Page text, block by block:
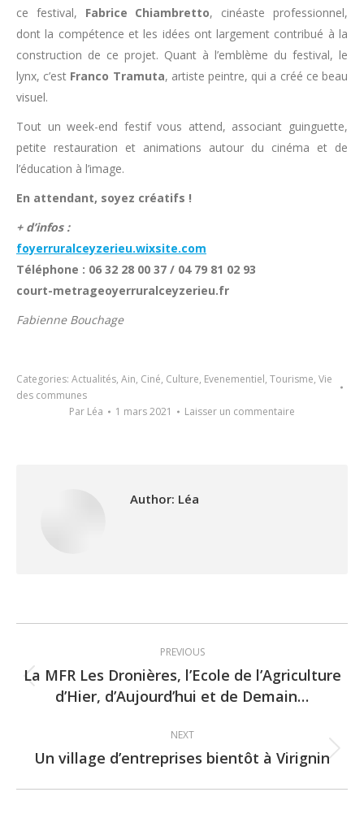
ce festival, Fabrice Chiambretto, cinéaste professionnel,
dont la compétence et les idées ont largement contribué à la
construction de ce projet. Quant à l’emblème du festival, le
lynx, c’est Franco Tramuta, artiste peintre, qui a créé ce beau
visuel.
Tout un week-end festif vous attend, associant guinguette,
petite restauration et animations autour du cinéma et de
l’éducation à l’image.
En attendant, soyez créatifs !
+ d’infos :
foyerruralceyzerieu.wixsite.com
Téléphone : 06 32 28 00 37 / 04 79 81 02 93
court-metrageoyerruralceyzerieu.fr
Fabienne Bouchage
Categories: Actualités, Ain, Ciné, Culture, Evenementiel, Tourisme, Vie
des communes
Par Léa 1 mars 2021 Laisser un commentaire
Author: Léa
navigation
PREVIOUS
Previous
post:
La MFR Les Dronières, l’Ecole de l’Agriculture
d’Hier, d’Aujourd’hui et de Demain…
NEXT
Next
Un village d’entreprises bientôt à Virignin